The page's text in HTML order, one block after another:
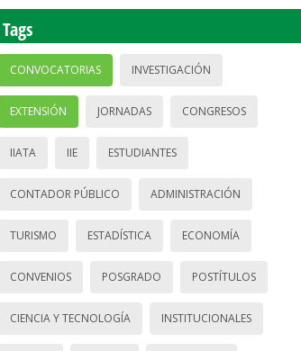
Tags
CONVOCATORIAS INVESTIGACIÓN
EXTENSIÓN JORNADAS CONGRESOS
IIATA IIE ESTUDIANTES
CONTADOR PÚBLICO ADMINISTRACIÓN
TURISMO ESTADÍSTICA ECONOMÍA
CONVENIOS POSGRADO POSTÍTULOS
CIENCIA Y TECNOLOGÍA INSTITUCIONALES